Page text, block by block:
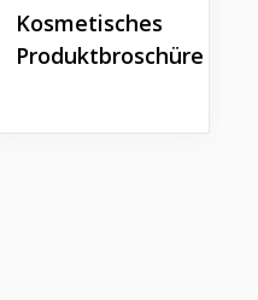
Kosmetisches
Produktbroschüre